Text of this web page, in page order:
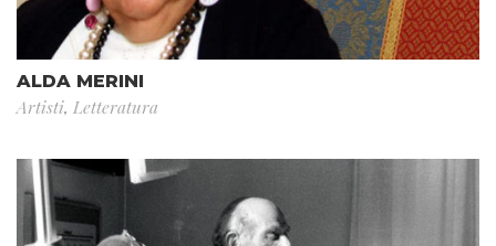
ALDA MERINI
Artisti, Letteratura